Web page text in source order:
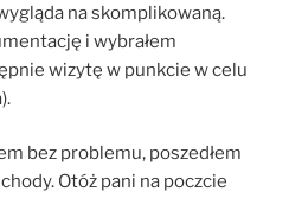
na skomplikowaną.
i wybrałem
wizytę w punkcie w celu
bez problemu, poszedłem
Otóż pani na poczcie